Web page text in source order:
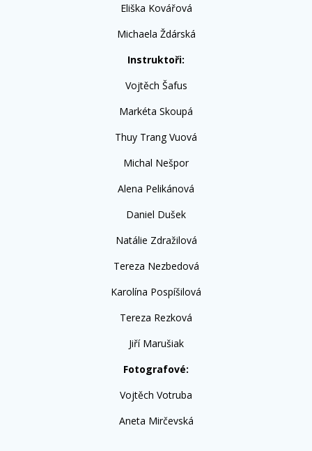
Eliška Kovářová
Michaela Ždárská
Instruktoři:
Vojtěch Šafus
Markéta Skoupá
Thuy Trang Vuová
Michal Nešpor
Alena Pelikánová
Daniel Dušek
Natálie Zdražilová
Tereza Nezbedová
Karolína Pospíšilová
Tereza Rezková
Jiří Marušiak
Fotografové:
Vojtěch Votruba
Aneta Mirčevská